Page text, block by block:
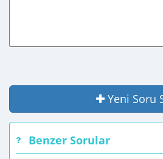
Yeni Soru
Benzer Sorular